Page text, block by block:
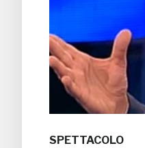
SPETTACOLO